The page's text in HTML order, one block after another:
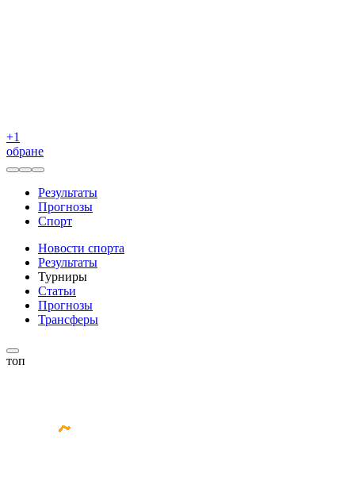
+1
обране
Результаты
Прогнозы
Спорт
Новости спорта
Результаты
Турниры
Статьи
Прогнозы
Трансферы
топ